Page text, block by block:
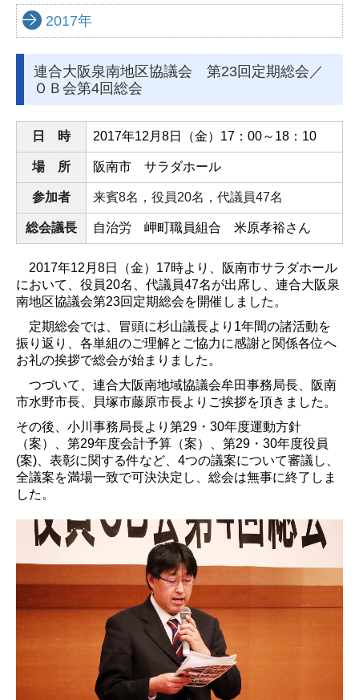
さ行
た‐な行
は‐わ行
活動報告
連合活動報告
労福協活動報告
政策要請回答
政策・政治フォーラム会員紹介
役員コラム
役員用ページ
役員専用ページ
会議室予約状況
機関会議報告（37・38年度）
2017年
連合大阪泉南地区協議会 第23回定期総会／
ＯＢ会第4回総会
日 時 2017年12 月8日（金） 17 ：00～ 18 ：10
場 所 阪南市 サラダホール
参加者 来賓8名，役員20名，代議員47名
総会議長 自治労 岬町職員組合 米原孝裕さん
2017年12 月 8日（金） 17時より、阪南市サラダホール
において、役員20名、代議員47名が出席し、連合大阪泉
南地区協議会第23回定期総会を開催しました。
定期総会では、冒頭に杉山議長より 1年間の諸活動を
振り返り、各単組のご理解とご協力に感謝と関係各位へ
お礼の挨拶で総会が始まりました。
つづいて、連合大阪南地域協議会牟田事務局長、阪南
市水野市長、貝塚市藤原市長よりご挨拶を頂きました。
その後、小川事務局長より第29 ・ 30年度運動方針
（案）、第29年度会計予算（案）、第29 ・ 30年度役員
(案) 、表彰に関する件など、 4つの議案について審議し、
全議案を満場一致で可決決定し、総会は無事に終了しま
した。